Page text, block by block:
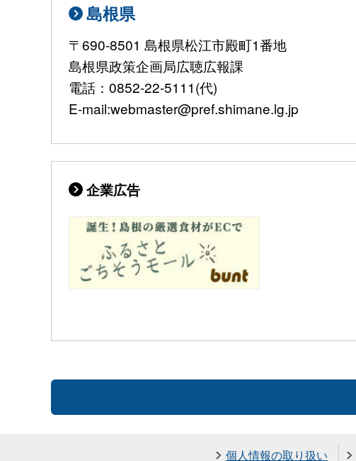
島根県
〒690-8501 島根県松江市殿町1番地
島根県政策企画局広聴広報課
電話：0852-22-5111(代)
E-mail:webmaster@pref.shimane.lg.jp
企業広告
個人情報の取り扱い